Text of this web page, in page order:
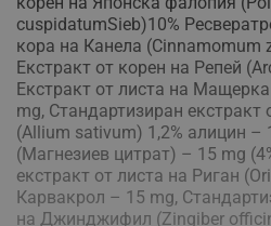
cuspidatumSieb)10%
кора на Канела (Cinnamomum
Екстракт от корен на Репей
Екстракт от листа на
mg, Стандартизиран екстракт
(Allium sativum) 1,2% алицин –
(Магнезиев цитрат) – 15 mg
екстракт от листа на Риган
Карвакрол – 15 mg,
на Джинджифил (Zingiber